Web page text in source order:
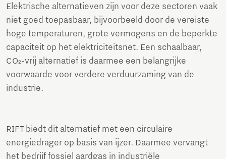
Elektrische alternatieven zijn voor deze sectoren vaak
niet goed toepasbaar, bijvoorbeeld door de vereiste
hoge temperaturen, grote vermogens en de beperkte
capaciteit op het elektriciteitsnet. Een schaalbaar,
CO₂-vrij alternatief is daarmee een belangrijke
voorwaarde voor verdere verduurzaming van de
industrie.
RIFT biedt dit alternatief met een circulaire
energiedrager op basis van ijzer. Daarmee vervangt
het bedrijf fossiel aardgas in industriële